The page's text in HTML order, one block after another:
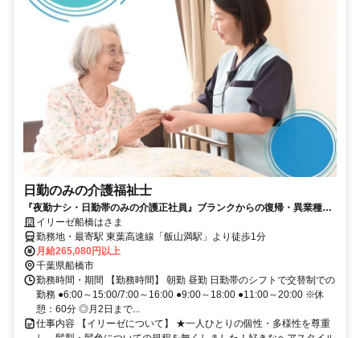
日勤のみの介護福祉士
『夜勤ナシ・日勤帯のみの介護正社員』ブランクからの復帰・異業種か
らの転職も大歓迎です！
イリーゼ船橋はさま
勤務地・最寄駅 東葉高速線「飯山満駅」より徒歩1分
月給265,080円以上
千葉県船橋市
勤務時間・期間 【勤務時間】 朝勤 昼勤 日勤帯のシフトで交替制での
勤務 ●6:00～15:00/7:00～16:00 ●9:00～18:00 ●11:00～20:00 ※休
憩：60分 ◎月2日まで...
仕事内容 【イリーゼについて】 ★一人ひとりの個性・多様性を尊重